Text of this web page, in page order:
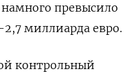
превысило
миллиарда евро.
контрольный